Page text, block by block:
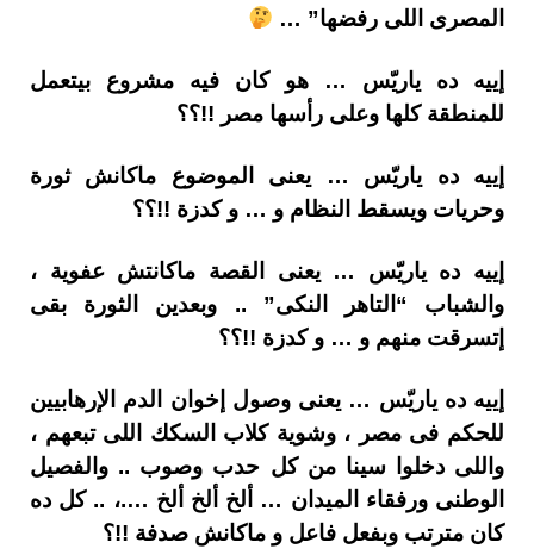
المصرى اللى رفضها” …
إييه ده ياريّس … هو كان فيه مشروع بيتعمل
للمنطقة كلها وعلى رأسها مصر !!؟؟
إييه ده ياريّس … يعنى الموضوع ماكانش ثورة
وحريات ويسقط النظام و … و كدزة !!؟؟
إييه ده ياريّس … يعنى القصة ماكانتش عفوية ،
والشباب “التاهر النكى” .. وبعدين الثورة بقى
إتسرقت منهم و … و كدزة !!؟؟
إييه ده ياريّس … يعنى وصول إخوان الدم الإرهابيين
للحكم فى مصر ، وشوية كلاب السكك اللى تبعهم ،
واللى دخلوا سينا من كل حدب وصوب .. والفصيل
الوطنى ورفقاء الميدان … ألخ ألخ ألخ ….، .. كل ده
كان مترتب وبفعل فاعل و ماكانش صدفة !!؟